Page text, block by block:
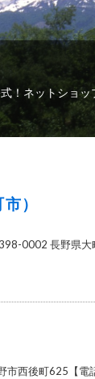
！ネットショッ
）
0002 長野県大
市西後町625【